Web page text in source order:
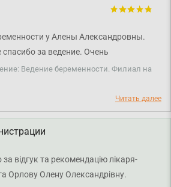
у Алены Александровны.
за ведение. Очень
человек. Доброжелательная
раз необходимо девочкам в
на связи, когда были вопросы.
Ведение беременности. Филиал на
Читать далее
відгук та рекомендацію лікаря-
Орлову Олену Олександрівну.